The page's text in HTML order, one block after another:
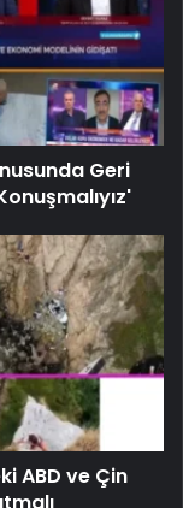
Geri
ABD ve Çin